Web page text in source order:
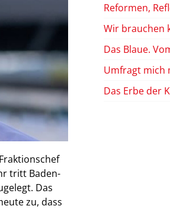
tritt Baden-
Das
zu, dass
Reformen,
Wir brauchen
Das Blaue.
Umfragt mich
Das Erbe der